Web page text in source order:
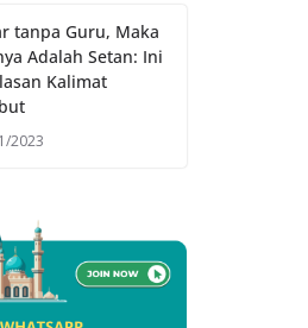
tanpa Guru, Maka
Adalah Setan: Ini
Kalimat
2023